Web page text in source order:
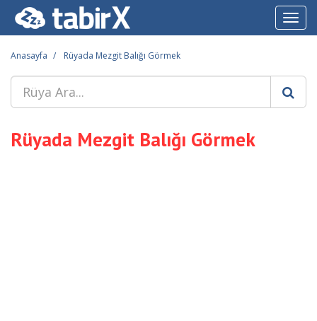
Anasayfa Rüyada Mezgit Balığı Görmek
Rüyada Mezgit Balığı Görmek